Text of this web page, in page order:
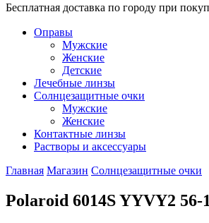
Бесплатная доставка по городу при
Оправы
Мужские
Женские
Детские
Лечебные линзы
Солнцезащитные очки
Мужские
Женские
Контактные линзы
Растворы и аксессуары
Главная Магазин Солнцезащитные очки
Polaroid 6014S YYVY2 56-